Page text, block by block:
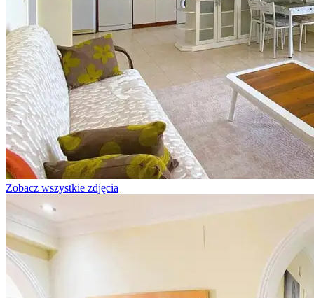
Zobacz wszystkie zdjęcia